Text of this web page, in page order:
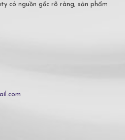
có nguồn gốc rõ ràng, sản phẩm